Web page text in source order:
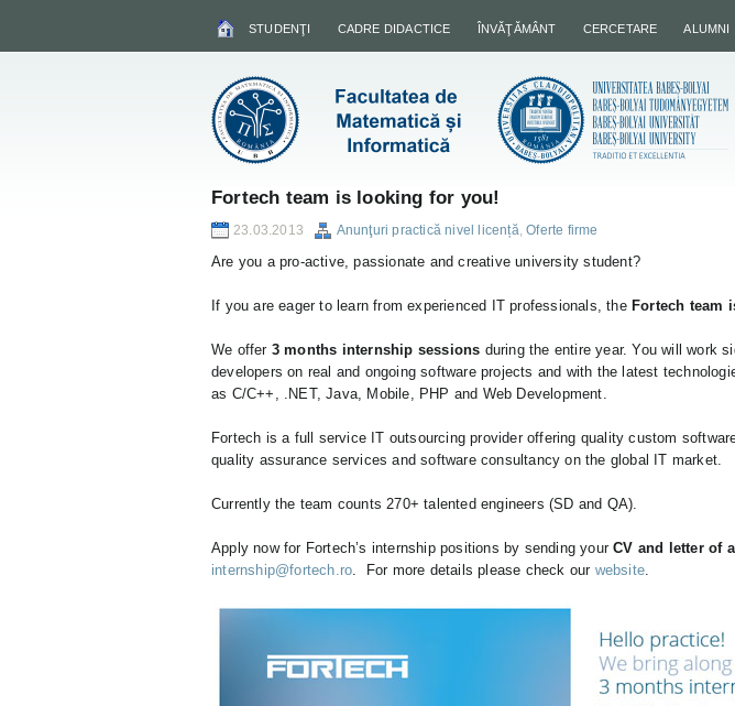
STUDENŢI CADRE DIDACTICE ÎNVĂŢĂMÂNT CERCETARE ALUMNI
Fortech team is looking for you!
23.03.2013 Anunţuri practică nivel licență,Oferte firme
Are you a pro-active, passionate and creative university student?
If you are eager to learn from experienced IT professionals, the Fortech team
We offer 3 months internship sessions during the entire year. You will work
developers on real and ongoing software projects and with the latest
as C/C++, .NET, Java, Mobile, PHP and Web Development.
Fortech is a full service IT outsourcing provider offering quality custom
quality assurance services and software consultancy on the global IT market.
Currently the team counts 270+ talented engineers (SD and QA).
Apply now for Fortech’s internship positions by sending yourCV and letter of
internship@fortech.ro. For more details please check our website.